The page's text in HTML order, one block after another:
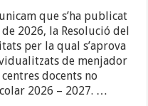
que s’ha publicat
2026, la Resolució del
per la qual s’aprova
de menjador
docents no
2026 – 2027. …